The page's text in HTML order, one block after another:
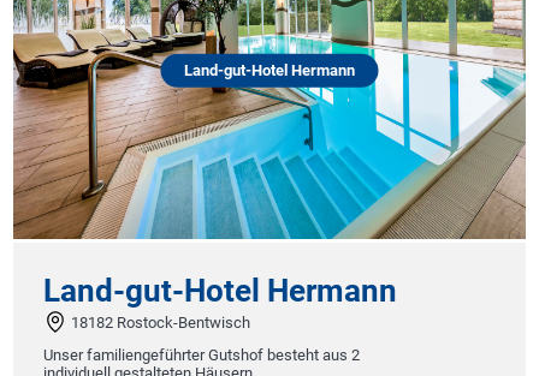
Land-gut-Hotel Hermann
Land-gut-Hotel Hermann
18182 Rostock-Bentwisch
Unser familiengeführter Gutshof besteht aus 2